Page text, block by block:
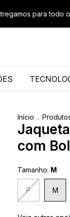
para todo o Brasil
Início .
com
Tamanho: M
P M